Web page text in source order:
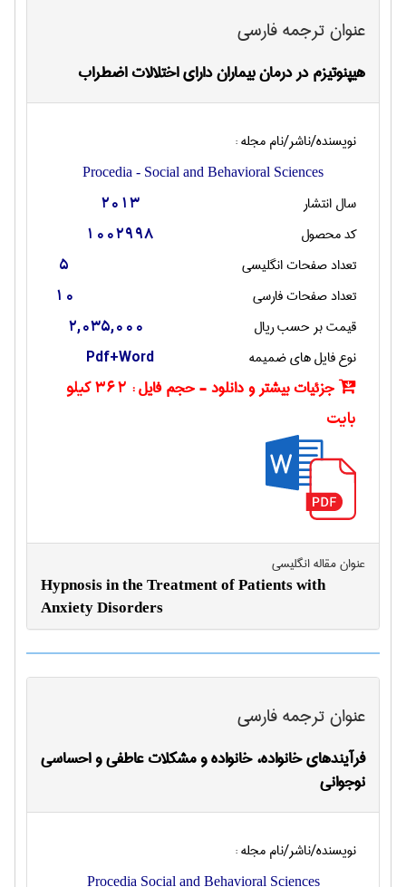
عنوان ترجمه فارسی
هیپنوتیزم در درمان بیماران دارای اختلالات اضطراب
نویسنده/ناشر/نام مجله :
Procedia - Social and Behavioral Sciences
سال انتشار 2013
کد محصول 1002998
تعداد صفحات انگليسی 5
تعداد صفحات فارسی 10
قیمت بر حسب ریال 2,035,000
نوع فایل های ضمیمه Pdf+Word
جزئیات بیشتر و دانلود - حجم فایل :
362 کیلو
بایت
عنوان مقاله انگليسی
Hypnosis in the Treatment of Patients with
Anxiety Disorders
عنوان ترجمه فارسی
فرآیندهای خانواده، خانواده و مشکلات عاطفی و احساسی
نوجوانی
نویسنده/ناشر/نام مجله :
Procedia Social and Behavioral Sciences